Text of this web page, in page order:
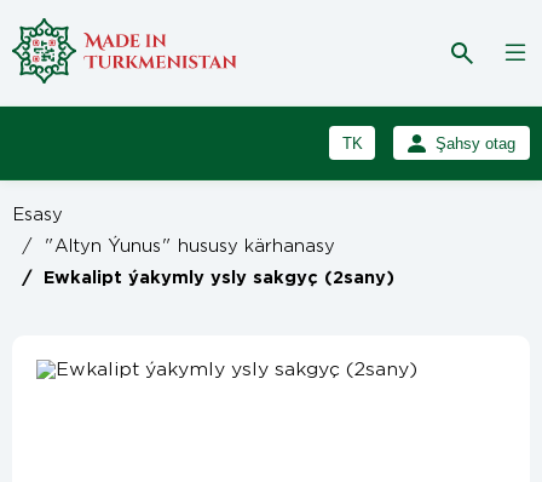
TK
RU
Şahsy otag
Esasy
/
"Altyn Ýunus" hususy kärhanasy
/ Ewkalipt ýakymly ysly sakgyç (2sany)